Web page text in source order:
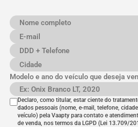
Nome completo
E-mail
DDD + Telefone
Cidade
Modelo e ano do veículo que deseja
Modelo e ano do veículo
Declaro, como titular, estar ciente do
dados pessoais (nome, e-mail, telefone,
veículo) pela Vaapty para contato e
de venda, nos termos da LGPD (Lei 13.709/